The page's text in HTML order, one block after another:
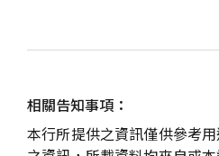
相關告知事項：
本行所提供之資訊僅供參考